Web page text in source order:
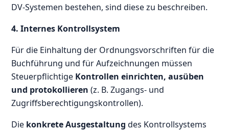
DV-Systemen bestehen, sind diese zu beschreiben.
4. Internes Kontrollsystem
Für die Einhaltung der Ordnungsvorschriften für die
Buchführung und für Aufzeichnungen müssen
Steuerpflichtige Kontrollen einrichten, ausüben
und protokollieren (z. B. Zugangs- und
Zugriffsberechtigungskontrollen).
Die konkrete Ausgestaltung des Kontrollsystems